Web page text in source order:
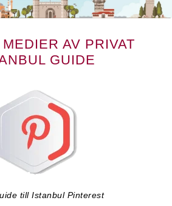
AV PRIVAT
GUIDE
till Istanbul Pinterest